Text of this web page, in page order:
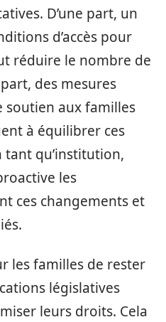
D’une part, un
d’accès pour
réduire le nombre de
des mesures
soutien aux familles
à équilibrer ces
tant qu’institution,
les
ces changements et
les familles de rester
législatives
leurs droits. Cela